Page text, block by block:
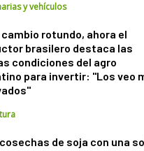
y vehículos
cambio rotundo, ahora el
brasilero destaca las
condiciones del agro
para invertir: "Los veo
de soja con una